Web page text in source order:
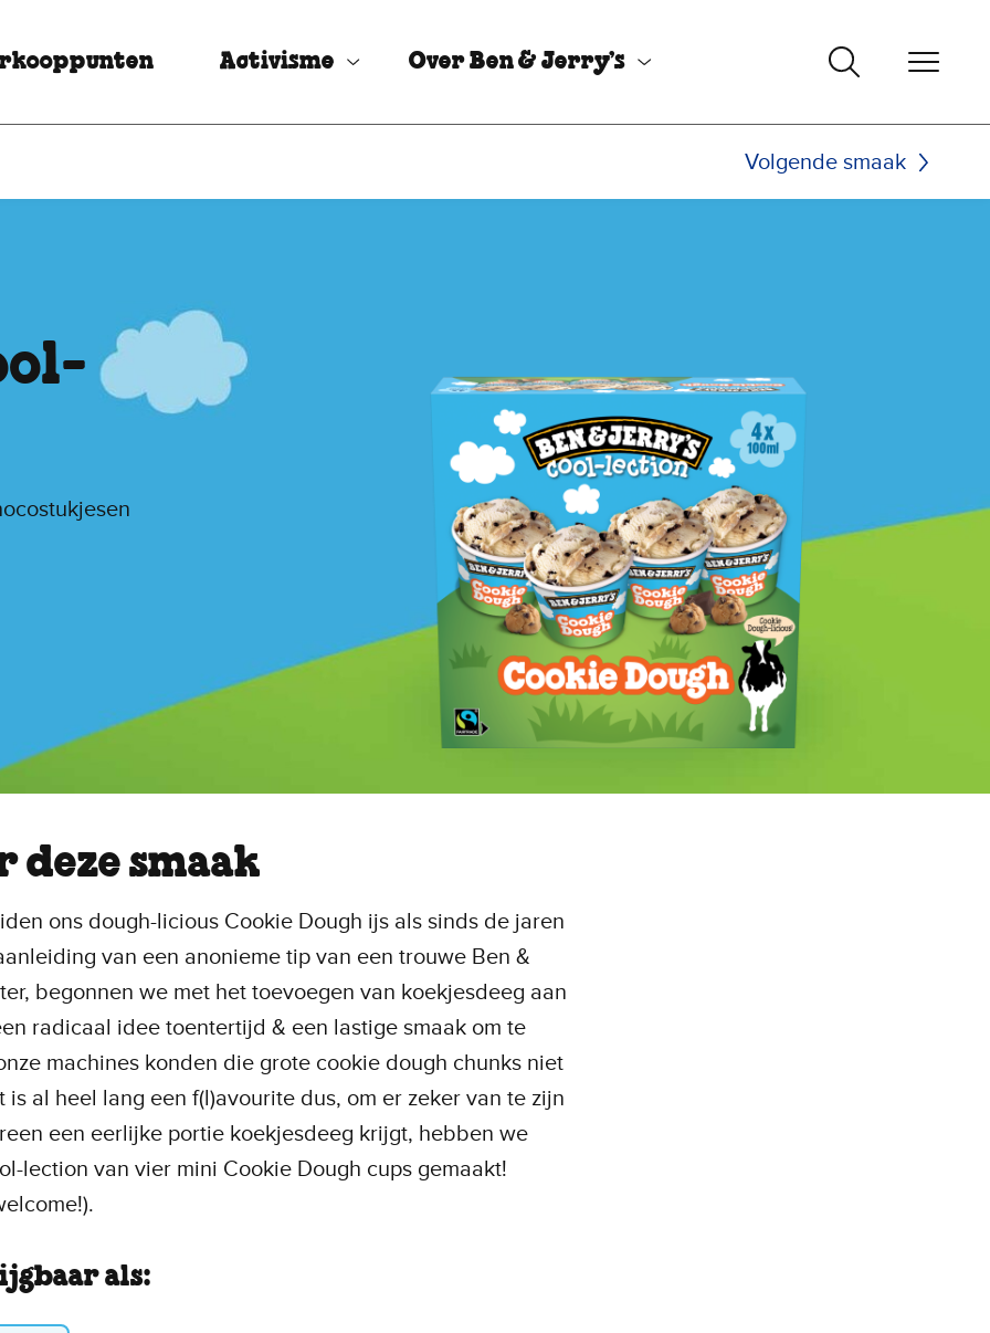
Activisme Over Ben & Jerry’s
Volgende smaak
deze smaak
ons dough-licious Cookie Dough ijs als sinds de jaren
van een anonieme tip van een trouwe Ben &
begonnen we met het toevoegen van koekjesdeeg aan
radicaal idee toentertijd & een lastige smaak om te
machines konden die grote cookie dough chunks niet
is al heel lang een f(l)avourite dus, om er zeker van te zijn
een eerlijke portie koekjesdeeg krijgt, hebben we
lection van vier mini Cookie Dough cups gemaakt!
als: